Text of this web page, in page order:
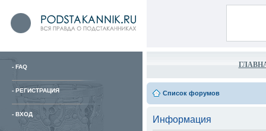
- FAQ
- РЕГИСТРАЦИЯ
- ВХОД
Список форумов
Информация